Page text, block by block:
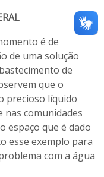
é de
de uma solução
de
que o
precioso líquido
comunidades
espaço que é dado
esse exemplo para
com a água